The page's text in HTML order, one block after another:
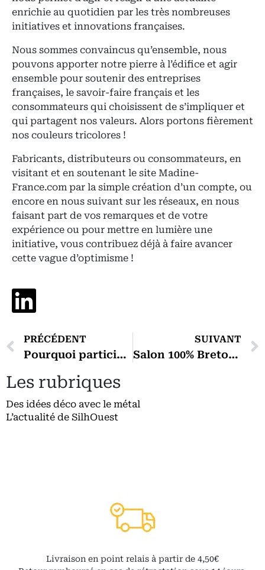
enrichie au quotidien par les très nombreuses
initiatives et innovations françaises.
Nous sommes convaincus qu’ensemble, nous
pouvons apporter notre pierre à l’édifice et agir
ensemble pour soutenir des entreprises
françaises, le savoir-faire français et les
consommateurs qui choisissent de s’impliquer et
qui partagent nos valeurs. Alors portons fièrement
nos couleurs tricolores !
Fabricants, distributeurs ou consommateurs, en
visitant et en soutenant le site Madine-
France.com par la simple création d’un compte, ou
encore en nous suivant sur les réseaux, en nous
faisant part de vos remarques et de votre
expérience ou pour mettre en lumière une
initiative, vous contribuez déjà à faire avancer
cette vague d’optimisme !
PRÉCÉDENT
Pourquoi participer à un salon déco?
SUIVANT
Salon 100% Breton au Chorus de Vannes, du 18 au 19 avril 2026
Les rubriques
Des idées déco avec le métal
L’actualité de SilhOuest
Livraison en point relais à partir de 4,50€